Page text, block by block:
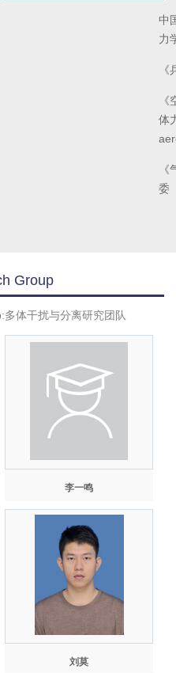
Group
体干扰与分离研究团队
李一鸣
刘莫